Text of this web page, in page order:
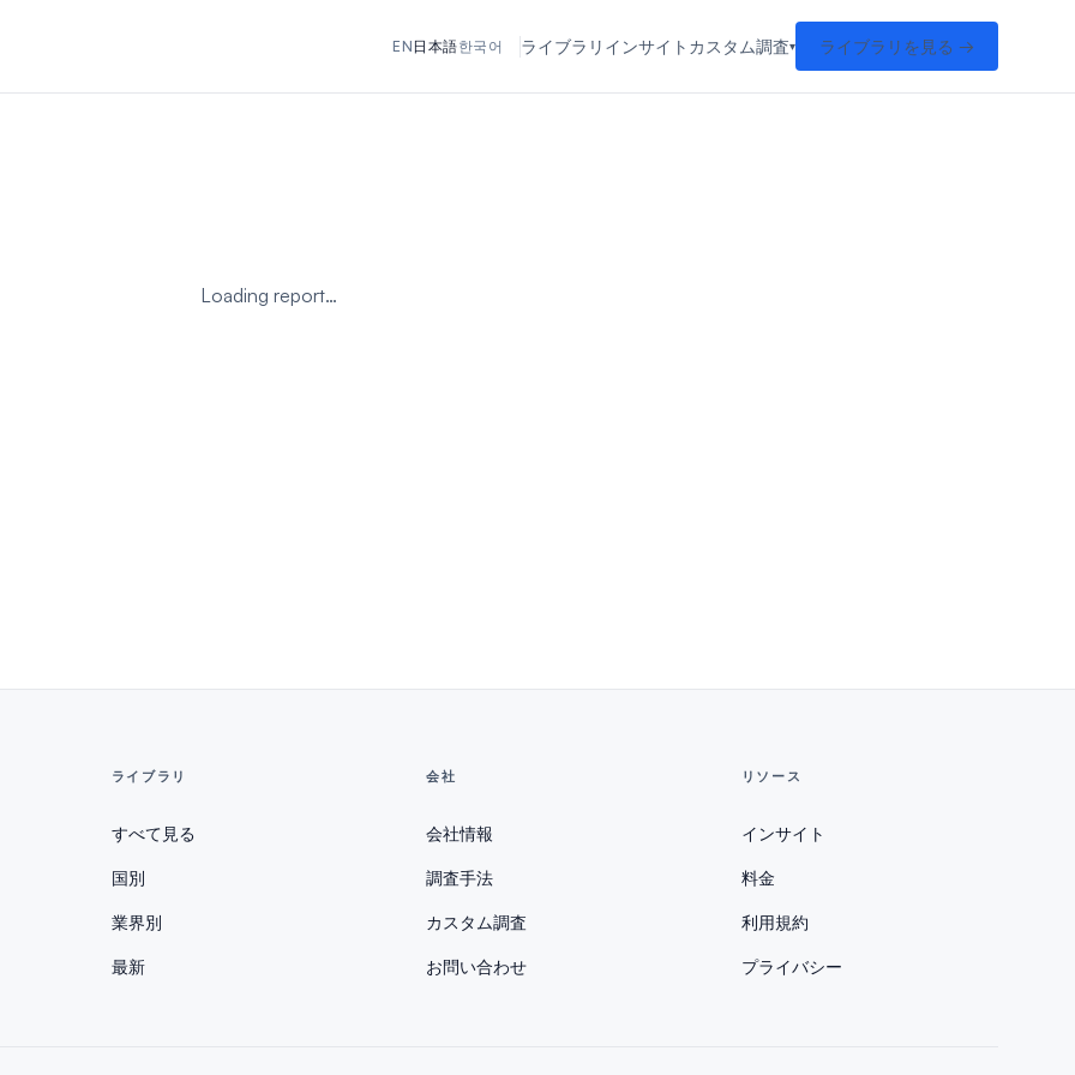
EN 日本語한국어 ライブラリ インサイト カスタム調査 ライブラリを見る →
Loading report…
ライブラリ
すべて見る
国別
業界別
最新
会社
会社情報
調査手法
カスタム調査
お問い合わせ
リソース
インサイト
料金
利用規約
プライバシー